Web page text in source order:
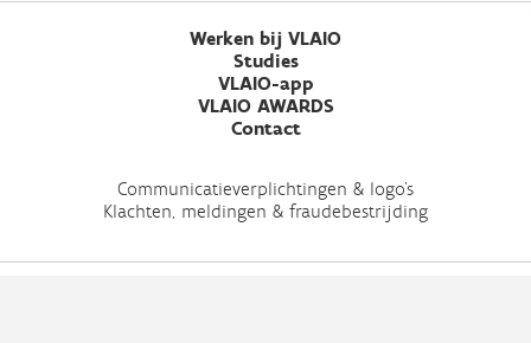
Werken bij VLAIO
Studies
VLAIO-app
VLAIO AWARDS
Contact
Communicatieverplichtingen & logo's
Klachten, meldingen & fraudebestrijding